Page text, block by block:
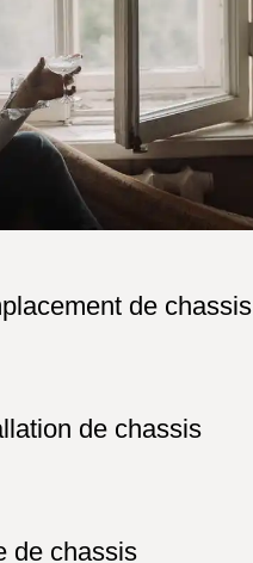
de chassis
de chassis
de chassis